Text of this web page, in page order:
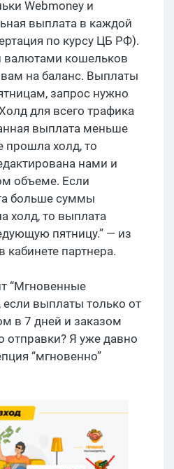
Webmoney и
выплата в каждой
по курсу ЦБ РФ).
валютами кошельков
на баланс. Выплаты
запрос нужно
для всего трафика
выплата меньше
прошла холд, то
нами и
объеме. Если
больше суммы
холд, то выплата
пятницу.” — из
кабинете партнера.
“Мгновенные
если выплаты только от
в 7 дней и заказом
отправки? Я уже давно
“мгновенно”